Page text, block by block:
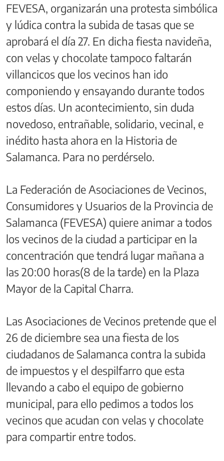
FEVESA, organizarán una protesta simbólica
y lúdica contra la subida de tasas que se
aprobará el día 27. En dicha fiesta navideña,
con velas y chocolate tampoco faltarán
villancicos que los vecinos han ido
componiendo y ensayando durante todos
estos días. Un acontecimiento, sin duda
novedoso, entrañable, solidario, vecinal, e
inédito hasta ahora en la Historia de
Salamanca. Para no perdérselo.
La Federación de Asociaciones de Vecinos,
Consumidores y Usuarios de la Provincia de
Salamanca (FEVESA) quiere animar a todos
los vecinos de la ciudad a participar en la
concentración que tendrá lugar mañana a
las 20:00 horas(8 de la tarde) en la Plaza
Mayor de la Capital Charra.
Las Asociaciones de Vecinos pretende que el
26 de diciembre sea una fiesta de los
ciudadanos de Salamanca contra la subida
de impuestos y el despilfarro que esta
llevando a cabo el equipo de gobierno
municipal, para ello pedimos a todos los
vecinos que acudan con velas y chocolate
para compartir entre todos.